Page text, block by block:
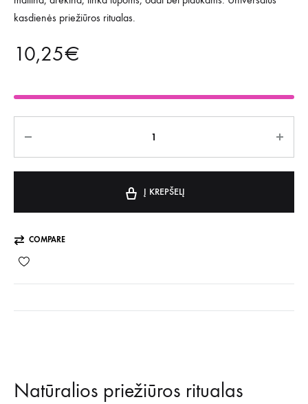
kasdienės priežiūros ritualas.
10,25€
Į KREPŠELĮ
COMPARE
Natūralios priežiūros ritualas